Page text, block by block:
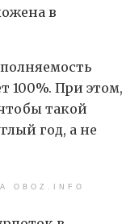
в
100%. При этом,
такой
год, а не